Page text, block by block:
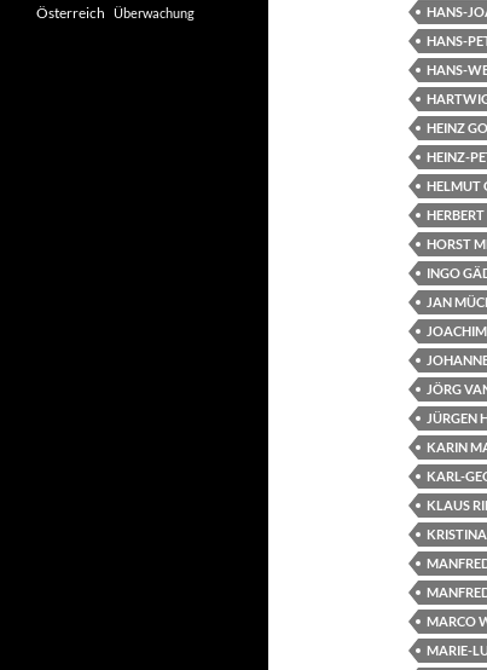
HANS-
HANS-
HANS-
HEINZ
HEINZ-
HELMUT
HORST
INGO
JAN
JÖRG
JÜRGEN
KARIN
KARL-
KLAUS
MARCO
MARIE-
Österreich Überwachung